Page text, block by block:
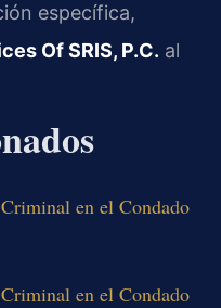
específica,
Of SRIS, P.C. al
en el Condado
en el Condado